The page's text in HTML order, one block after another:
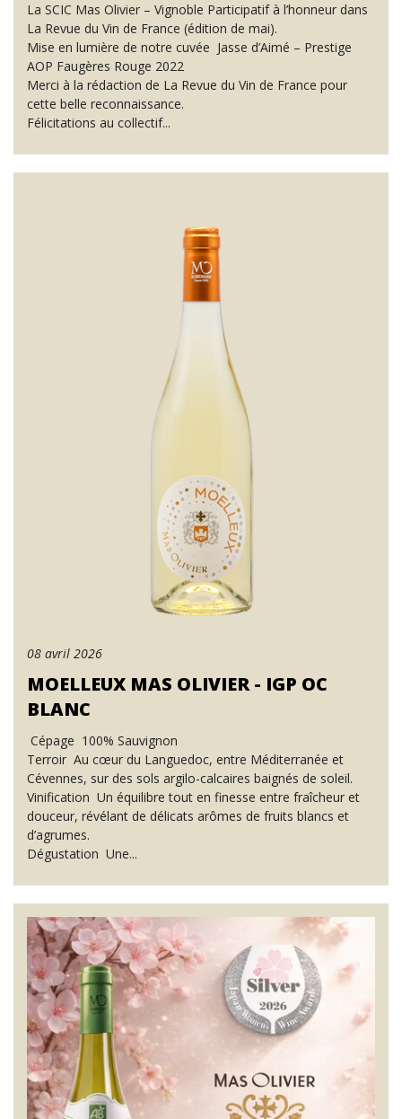
La SCIC Mas Olivier – Vignoble Participatif à l’honneur dans
La Revue du Vin de France (édition de mai).
Mise en lumière de notre cuvée Jasse d’Aimé – Prestige
AOP Faugères Rouge 2022
Merci à la rédaction de La Revue du Vin de France pour
cette belle reconnaissance.
Félicitations au collectif...
08 avril 2026
MOELLEUX MAS OLIVIER - IGP OC
BLANC
Cépage 100% Sauvignon
Terroir Au cœur du Languedoc, entre Méditerranée et
Cévennes, sur des sols argilo-calcaires baignés de soleil.
Vinification Un équilibre tout en finesse entre fraîcheur et
douceur, révélant de délicats arômes de fruits blancs et
d’agrumes.
Dégustation Une...